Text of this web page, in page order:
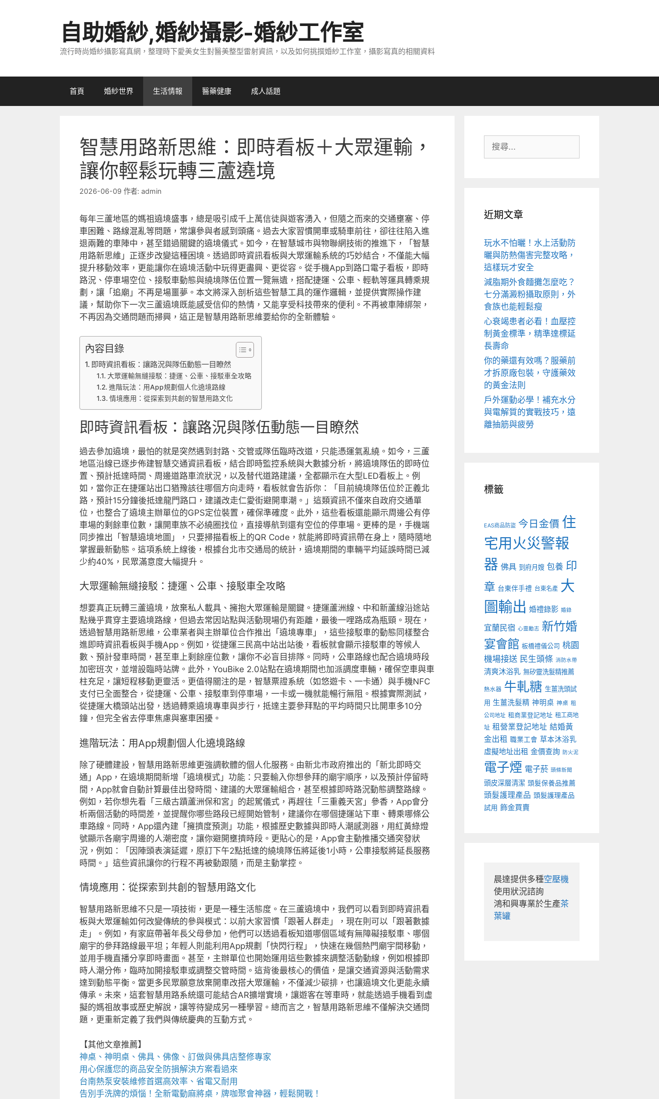
自助婚紗,婚紗攝影-婚紗工作室
流行時尚婚紗攝影寫真網，整理時下愛美女生對醫美整型雷射資訊，以及如何挑撰婚紗工作室，攝影寫真的相關資料
首頁 婚紗世界 生活情報 醫藥健康 成人話題
智慧用路新思維：即時看板＋大眾運輸，
讓你輕鬆玩轉三蘆遶境
2026-06-09 作者: admin
每年三蘆地區的媽祖遶境盛事，總是吸引成千上萬信徒與遊客湧入，但隨之而來的交通壅塞、停
車困難、路線混亂等問題，常讓參與者感到頭痛。過去大家習慣開車或騎車前往，卻往往陷入進
退兩難的車陣中，甚至錯過關鍵的遶境儀式。如今，在智慧城市與物聯網技術的推進下，「智慧
用路新思維」正逐步改變這種困境。透過即時資訊看板與大眾運輸系統的巧妙結合，不僅能大幅
提升移動效率，更能讓你在遶境活動中玩得更盡興、更從容。從手機App到路口電子看板，即時
路況、停車場空位、接駁車動態與繞境隊伍位置一覽無遺，搭配捷運、公車、輕軌等運具轉乘規
劃，讓「追廟」不再是場噩夢。本文將深入剖析這些智慧工具的運作邏輯，並提供實際操作建
議，幫助你下一次三蘆遶境既能感受信仰的熱情，又能享受科技帶來的便利。不再被車陣綁架，
不再因為交通問題而掃興，這正是智慧用路新思維要給你的全新體驗。
內容目錄
即時資訊看板：讓路況與隊伍動態一目瞭然
大眾運輸無縫接駁：捷運、公車、接駁車全攻略
進階玩法：用App規劃個人化遶境路線
情境應用：從探索到共創的智慧用路文化
即時資訊看板：讓路況與隊伍動態一目瞭然
過去參加遶境，最怕的就是突然遇到封路、交管或隊伍臨時改道，只能憑運氣亂繞。如今，三蘆
地區沿線已逐步佈建智慧交通資訊看板，結合即時監控系統與大數據分析，將遶境隊伍的即時位
置、預計抵達時間、周邊道路車流狀況，以及替代道路建議，全都顯示在大型LED看板上。例
如，當你正在捷運站出口猶豫該往哪個方向走時，看板就會告訴你：「目前繞境隊伍位於正義北
路，預計15分鐘後抵達龍門路口，建議改走仁愛街避開車潮。」這類資訊不僅來自政府交通單
位，也整合了遶境主辦單位的GPS定位裝置，確保準確度。此外，這些看板還能顯示周邊公有停
車場的剩餘車位數，讓開車族不必繞圈找位，直接導航到還有空位的停車場。更棒的是，手機端
同步推出「智慧遶境地圖」，只要掃描看板上的QR Code，就能將即時資訊帶在身上，隨時隨地
掌握最新動態。這項系統上線後，根據台北市交通局的統計，遶境期間的車輛平均延誤時間已減
少約40%，民眾滿意度大幅提升。
大眾運輸無縫接駁：捷運、公車、接駁車全攻略
想要真正玩轉三蘆遶境，放棄私人載具、擁抱大眾運輸是關鍵。捷運蘆洲線、中和新蘆線沿途站
點幾乎貫穿主要遶境路線，但過去常因站點與活動現場仍有距離，最後一哩路成為瓶頸。現在，
透過智慧用路新思維，公車業者與主辦單位合作推出「遶境專車」，這些接駁車的動態同樣整合
進即時資訊看板與手機App。例如，從捷運三民高中站出站後，看板就會顯示接駁車的等候人
數、預計發車時間，甚至車上剩餘座位數，讓你不必盲目排隊。同時，公車路線也配合遶境時段
加密班次，並增設臨時站牌。此外，YouBike 2.0站點在遶境期間也加派調度車輛，確保空車與車
柱充足，讓短程移動更靈活。更值得關注的是，智慧票證系統（如悠遊卡、一卡通）與手機NFC
支付已全面整合，從捷運、公車、接駁車到停車場，一卡或一機就能暢行無阻。根據實際測試，
從捷運大橋頭站出發，透過轉乘遶境專車與步行，抵達主要參拜點的平均時間只比開車多10分
鐘，但完全省去停車焦慮與塞車困擾。
進階玩法：用App規劃個人化遶境路線
除了硬體建設，智慧用路新思維更強調軟體的個人化服務。由新北市政府推出的「新北即時交
通」App，在遶境期間新增「遶境模式」功能：只要輸入你想參拜的廟宇順序，以及預計停留時
間，App就會自動計算最佳出發時間、建議的大眾運輸組合，甚至根據即時路況動態調整路線。
例如，若你想先看「三級古蹟蘆洲保和宮」的起駕儀式，再趕往「三重義天宮」參香，App會分
析兩個活動的時間差，並提醒你哪些路段已經開始管制，建議你在哪個捷運站下車、轉乘哪條公
車路線。同時，App還內建「擁擠度預測」功能，根據歷史數據與即時人潮感測器，用紅黃綠燈
號顯示各廟宇周邊的人潮密度，讓你避開壅擠時段。更貼心的是，App會主動推播交通突發狀
況，例如：「因陣頭表演延遲，原訂下午2點抵達的繞境隊伍將延後1小時，公車接駁將延長服務
時間。」這些資訊讓你的行程不再被動跟隨，而是主動掌控。
情境應用：從探索到共創的智慧用路文化
智慧用路新思維不只是一項技術，更是一種生活態度。在三蘆遶境中，我們可以看到即時資訊看
板與大眾運輸如何改變傳統的參與模式：以前大家習慣「跟著人群走」，現在則可以「跟著數據
走」。例如，有家庭帶著年長父母參加，他們可以透過看板知道哪個區域有無障礙接駁車、哪個
廟宇的參拜路線最平坦；年輕人則能利用App規劃「快閃行程」，快速在幾個熱門廟宇間移動，
並用手機直播分享即時畫面。甚至，主辦單位也開始運用這些數據來調整活動動線，例如根據即
時人潮分佈，臨時加開接駁車或調整交管時間。這背後最核心的價值，是讓交通資源與活動需求
達到動態平衡。當更多民眾願意放棄開車改搭大眾運輸，不僅減少碳排，也讓遶境文化更能永續
傳承。未來，這套智慧用路系統還可能結合AR擴增實境，讓遊客在等車時，就能透過手機看到虛
擬的媽祖故事或歷史解說，讓等待變成另一種學習。總而言之，智慧用路新思維不僅解決交通問
題，更重新定義了我們與傳統慶典的互動方式。
【其他文章推薦】
神桌、 神明桌 、 佛具 、佛像、訂做與佛具店整修專家
用心保護您的商品安全防損解決方案看過來
台南熱泵安裝維修首選高效率、省電又耐用
告別手洗牌的煩惱！全新電動麻將桌 ，牌咖聚會神器，輕鬆開戰！
尋:
近期文章
玩水不怕曬！水上活動防
曬與防熱傷害完整攻略，
這樣玩才安全
減脂期外食麵攤怎麼吃？
七分滿澱粉攝取原則，外
食族也能輕鬆瘦
心衰竭患者必看！血壓控
制黃金標準，精準達標延
長壽命
你的藥還有效嗎？服藥前
才拆原廠包裝，守護藥效
的黃金法則
戶外運動必學！補充水分
與電解質的實戰技巧，遠
離抽筋與疲勞
標籤
EAS商品防盜 今日金價 住
宅用火災警報
器 佛具 到府月嫂 包養 印
章 台東伴手禮 台東名產 大
圖輸出 婚禮錄影 婚錄
宜蘭民宿 心靈勵志 新竹婚
宴會館 板橋禮儀公司 桃園
機場接送 民生頭條 消防水帶
清爽沐浴乳 無矽靈洗髮精推薦
熱水器 牛軋糖 生薑洗頭試
用 生薑洗髮精 神明桌 神桌 租
公司地址 租商業登記地址 租工商地
址 租營業登記地址 結婚黃
金出租 職業工會 草本沐浴乳
虛擬地址出租 金價查詢 防火泥
電子煙 電子菸 頭條新聞
頭皮深層清潔 頭髮保養品推薦
頭髮護理產品 頭髮護理產品
試用 飾金買賣
晨達提供多種空壓機
使用狀況諮詢
鴻和興專業於生產茶
葉罐